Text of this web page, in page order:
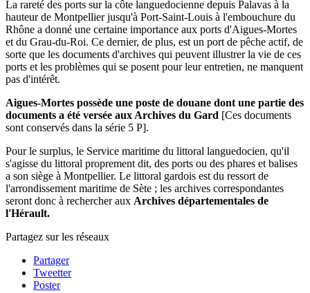
La rareté des ports sur la côte languedocienne depuis Palavas à la
hauteur de Montpellier jusqu'à Port-Saint-Louis à l'embouchure du
Rhône a donné une certaine importance aux ports d'Aigues-Mortes
et du Grau-du-Roi. Ce dernier, de plus, est un port de pêche actif, de
sorte que les documents d'archives qui peuvent illustrer la vie de ces
ports et les problèmes qui se posent pour leur entretien, ne manquent
pas d'intérêt.
Aigues-Mortes possède une poste de douane dont une partie des
documents a été versée aux Archives du Gard [Ces documents
sont conservés dans la série 5 P].
Pour le surplus, le Service maritime du littoral languedocien, qu'il
s'agisse du littoral proprement dit, des ports ou des phares et balises
a son siège à Montpellier. Le littoral gardois est du ressort de
l'arrondissement maritime de Sète ; les archives correspondantes
seront donc à rechercher aux Archives départementales de
l'Hérault.
Partagez sur les réseaux
Partager
Tweetter
Poster